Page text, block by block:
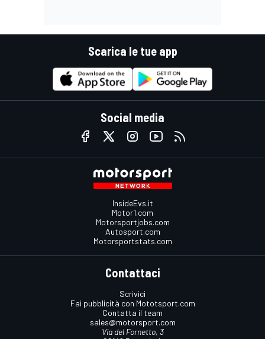
Scarica le tue app
Social media
InsideEvs.it
Motor1.com
Motorsportjobs.com
Autosport.com
Motorsportstats.com
Contattaci
Scrivici
Fai pubblicità con Mototsport.com
Contatta il team
sales@motorsport.com
Via del Fornetto, 3